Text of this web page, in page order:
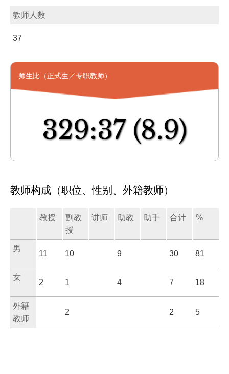
教师人数
37
师生比（正式生／专职教师）
329:37 (8.9)
教师构成（职位、性别、外籍教师）
教授
副教
授
讲师 助教 助手 合计 %
男
11 10 9 30 81
女
2 1 4 7 18
外籍
教师
2 2 5